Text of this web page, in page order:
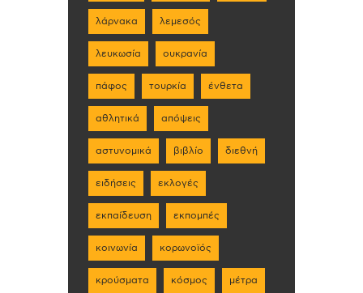
λάρνακα λεμεσός
λευκωσία ουκρανία
πάφος τουρκία ένθετα
αθλητικά απόψεις
αστυνομικά βιβλίο διεθνή
ειδήσεις εκλογές
εκπαίδευση εκπομπές
κοινωνία κορωνοϊός
κρούσματα κόσμος μέτρα